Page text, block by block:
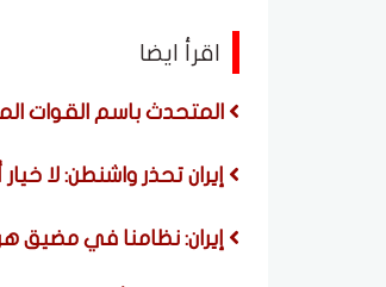
اقرأ ايضا
المتحدث باسم القوات
إيران تحذر واشنطن: لا
إيران: نظامنا في مضيق